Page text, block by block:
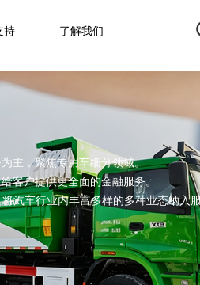
持 了解我们
主，聚焦专用车细分领域。
客户提供更全面的金融服务。
汽车行业内丰富多样的多种业态纳入